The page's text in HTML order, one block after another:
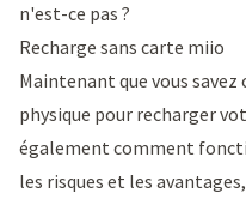
n'est-ce pas ?
Recharge sans carte miio
Maintenant que vous
physique pour recharger
également comment
les risques et les